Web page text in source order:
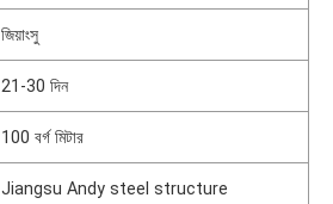
জিয়াংসু
21-30 দিন
100 বর্গ মিটার
Jiangsu Andy steel structure